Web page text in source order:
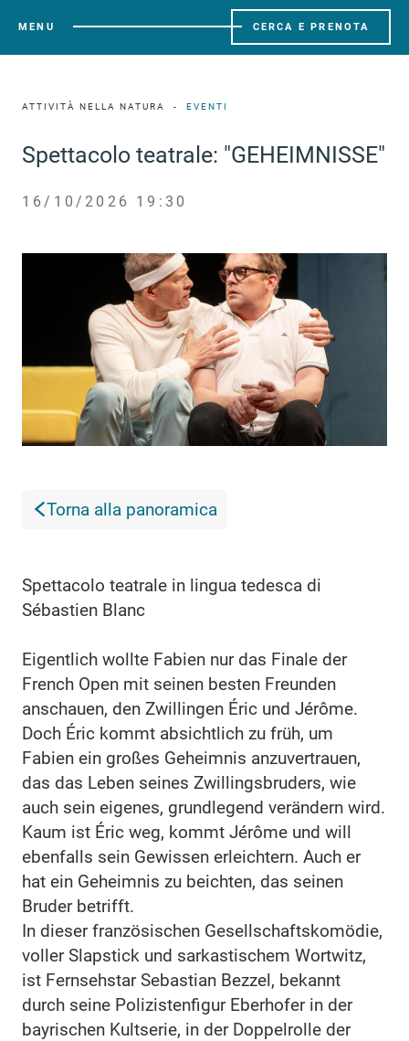
MENU CERCA E PRENOTA
ATTIVITÀ NELLA NATURA EVENTI
Spettacolo teatrale: "GEHEIMNISSE"
16/10/2026 19:30
Torna alla panoramica
Spettacolo teatrale in lingua tedesca di
Sébastien Blanc
Eigentlich wollte Fabien nur das Finale der
French Open mit seinen besten Freunden
anschauen, den Zwillingen Éric und Jérôme.
Doch Éric kommt absichtlich zu früh, um
Fabien ein großes Geheimnis anzuvertrauen,
das das Leben seines Zwillingsbruders, wie
auch sein eigenes, grundlegend verändern wird.
Kaum ist Éric weg, kommt Jérôme und will
ebenfalls sein Gewissen erleichtern. Auch er
hat ein Geheimnis zu beichten, das seinen
Bruder betrifft.
In dieser französischen Gesellschaftskomödie,
voller Slapstick und sarkastischem Wortwitz,
ist Fernsehstar Sebastian Bezzel, bekannt
durch seine Polizistenfigur Eberhofer in der
bayrischen Kultserie, in der Doppelrolle der